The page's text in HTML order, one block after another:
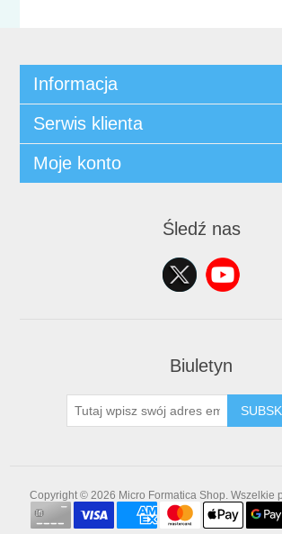
Informacja
Serwis klienta
Moje konto
Śledź nas
Biuletyn
Copyright © 2026 Micro Formatica Shop. Wszelkie